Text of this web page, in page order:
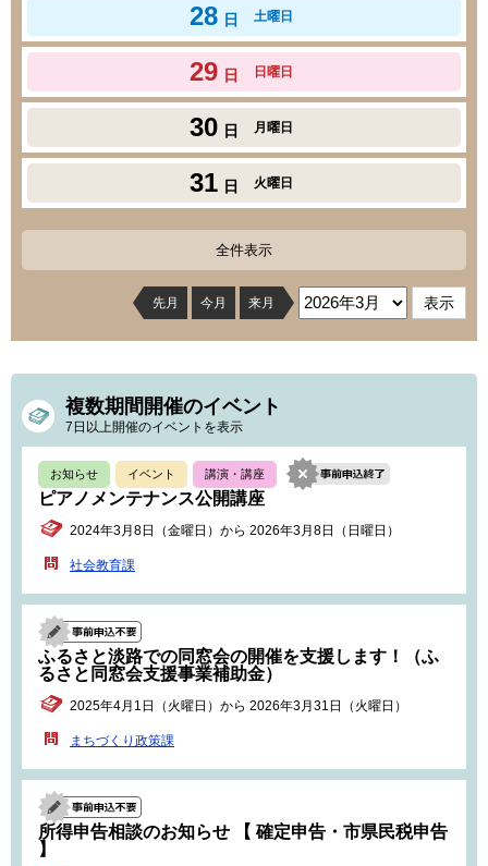
28 日 土曜日
29 日 日曜日
30 日 月曜日
31 日 火曜日
全件表示
先月 今月 来月
複数期間開催のイベント
7日以上開催のイベントを表示
お知らせ イベント 講演・講座
ピアノメンテナンス公開講座
2024年3月8日（金曜日）から 2026年3月8日（日曜日）
社会教育課
ふるさと淡路での同窓会の開催を支援します！（ふ
るさと同窓会支援事業補助金）
2025年4月1日（火曜日）から 2026年3月31日（火曜日）
まちづくり政策課
所得申告相談のお知らせ 【 確定申告・市県民税申告
】